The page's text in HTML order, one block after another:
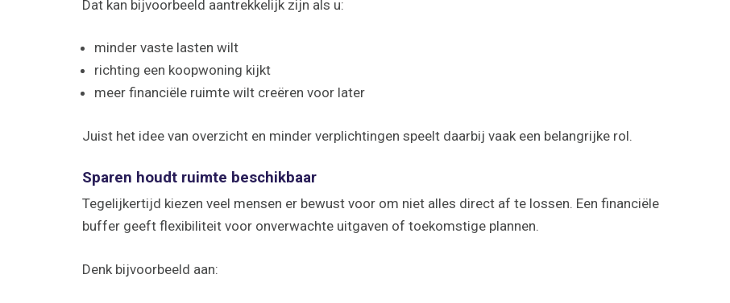
Dat kan bijvoorbeeld aantrekkelijk zijn als u:
minder vaste lasten wilt
richting een koopwoning kijkt
meer financiële ruimte wilt creëren voor later
Juist het idee van overzicht en minder verplichtingen speelt daarbij vaak een belangrijke rol.
Sparen houdt ruimte beschikbaar
Tegelijkertijd kiezen veel mensen er bewust voor om niet alles direct af te lossen. Een financiële
buffer geeft flexibiliteit voor onverwachte uitgaven of toekomstige plannen.
Denk bijvoorbeeld aan: